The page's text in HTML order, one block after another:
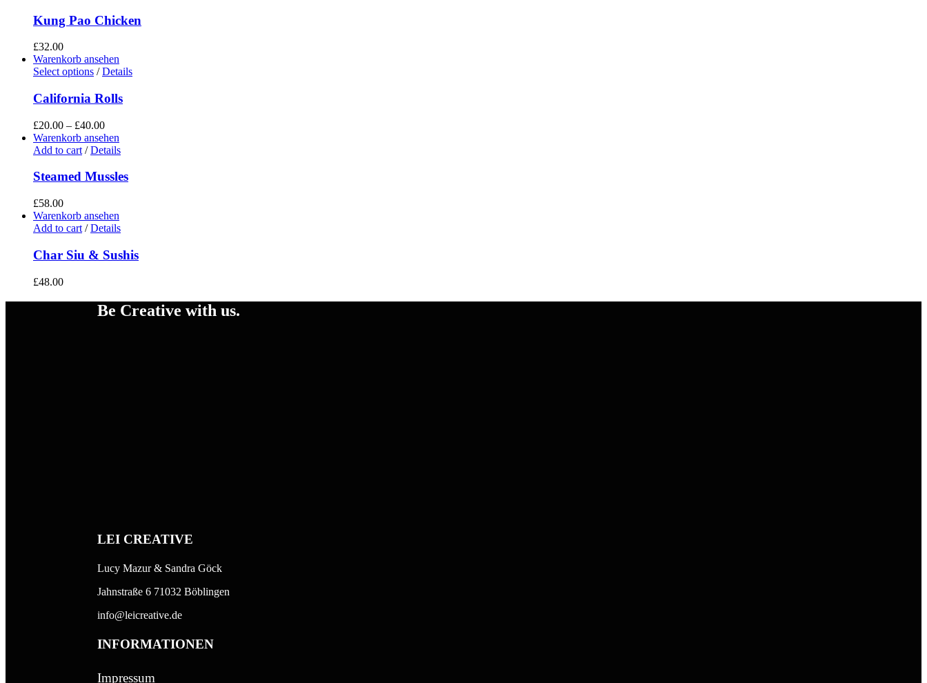
Kung Pao Chicken
£32.00
Warenkorb ansehen
Select options / Details
California Rolls
£20.00 – £40.00
Warenkorb ansehen
Add to cart / Details
Steamed Mussles
£58.00
Warenkorb ansehen
Add to cart / Details
Char Siu & Sushis
£48.00
Be Creative with us.
LEI CREATIVE
Lucy Mazur & Sandra Göck
Jahnstraße 6 71032 Böblingen
info@leicreative.de
INFORMATIONEN
Impressum